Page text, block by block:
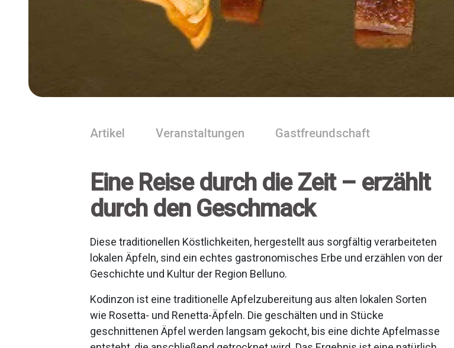
Artikel Veranstaltungen Gastfreundschaft
Eine Reise durch die Zeit – erzählt
durch den Geschmack
Diese traditionellen Köstlichkeiten, hergestellt aus sorgfältig verarbeiteten
lokalen Äpfeln, sind ein echtes gastronomisches Erbe und erzählen von der
Geschichte und Kultur der Region Belluno.
Kodinzon ist eine traditionelle Apfelzubereitung aus alten lokalen Sorten
wie Rosetta- und Renetta-Äpfeln. Die geschälten und in Stücke
geschnittenen Äpfel werden langsam gekocht, bis eine dichte Apfelmasse